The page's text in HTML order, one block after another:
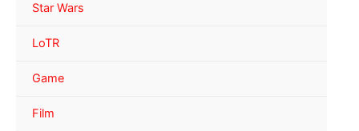
Star Wars
LoTR
Game
Film